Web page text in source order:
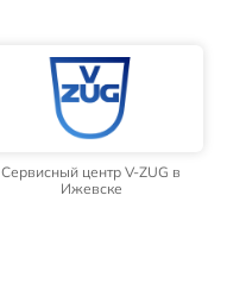
Сервисный центр V-ZUG в
Ижевске